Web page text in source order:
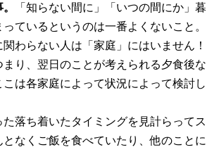
「知らない間に」「いつの間にか」暮
ているというのは一番よくないこと。
わらない人は「家庭」にはいません！
り、翌日のことが考えられる夕食後な
こは各家庭によって状況によって検討し
た落ち着いたタイミングを見計らってス
となくご飯を食べていたり、他のことに